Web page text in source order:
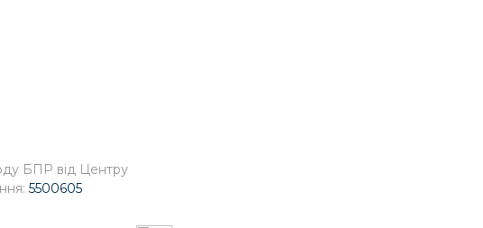
БПР від Центру
5500605